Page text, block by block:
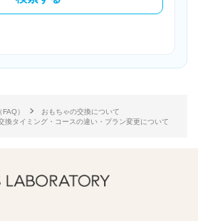
）
おもちゃの交換について
換タイミング・コースの違い・プラン変更について